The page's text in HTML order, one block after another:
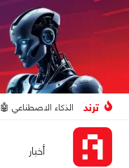
ترند الذكاء الاصطناعي 🤖
أخبار